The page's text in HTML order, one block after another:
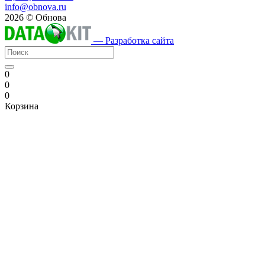
info@obnova.ru
2026 © Обнова
— Разработка сайта
0
0
0
Корзина